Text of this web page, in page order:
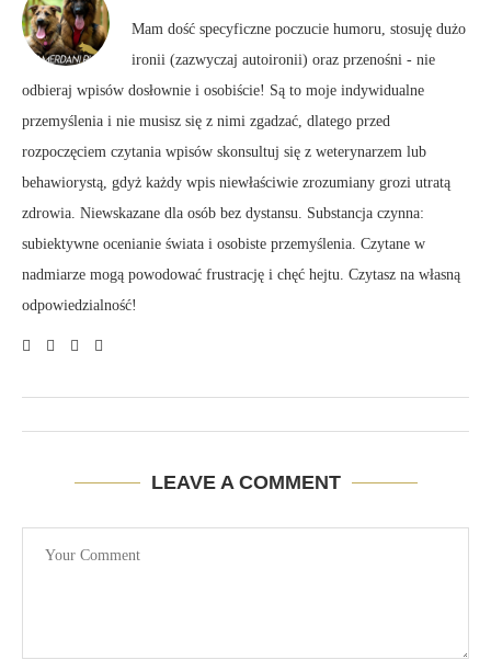
Mam dość specyficzne poczucie humoru, stosuję dużo
ironii (zazwyczaj autoironii) oraz przenośni - nie
odbieraj wpisów dosłownie i osobiście! Są to moje indywidualne
przemyślenia i nie musisz się z nimi zgadzać, dlatego przed
rozpoczęciem czytania wpisów skonsultuj się z weterynarzem lub
behawiorystą, gdyż każdy wpis niewłaściwie zrozumiany grozi utratą
zdrowia. Niewskazane dla osób bez dystansu. Substancja czynna:
subiektywne ocenianie świata i osobiste przemyślenia. Czytane w
nadmiarze mogą powodować frustrację i chęć hejtu. Czytasz na własną
odpowiedzialność!
LEAVE A COMMENT